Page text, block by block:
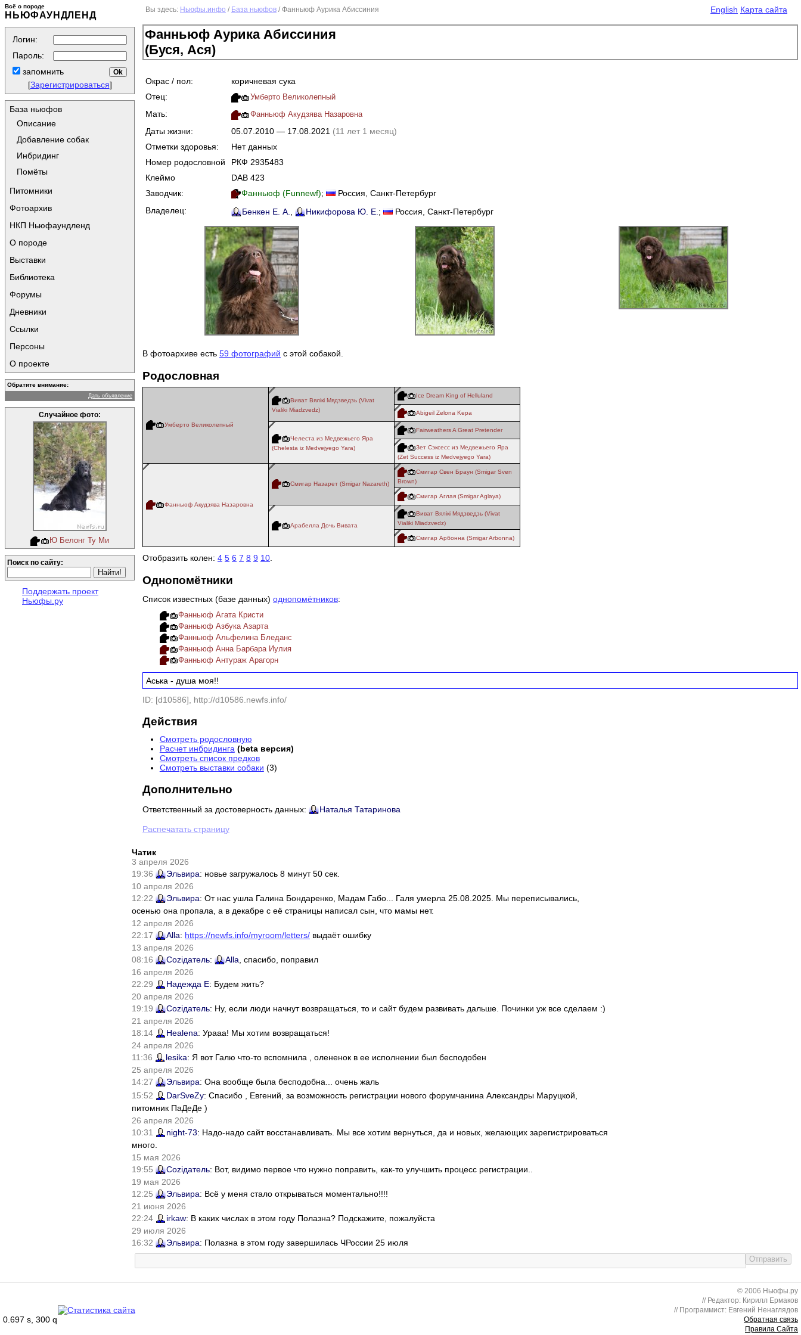
Всё о породе
НЬЮФАУНДЛЕНД
Логин:
Пароль:
запомнить
[Зарегистрироваться]
База ньюфов
Описание
Добавление собак
Инбридинг
Помёты
Питомники
Фотоархив
НКП Ньюфаундленд
О породе
Выставки
Библиотека
Форумы
Дневники
Ссылки
Персоны
О проекте
Обратите внимание:
Дать объявление
Случайное фото:
Ю Белонг Ту Ми
Поиск по сайту:
Поддержать проект
Ньюфы.ру
English Карта сайта
Вы здесь: Ньюфы.инфо / База ньюфов / Фанньюф Аурика Абиссиния
Фанньюф Аурика Абиссиния
(Буся, Ася)
Окрас / пол:
коричневая сука
Отец:
Умберто Великолепный
Мать: Фанньюф Акудзява Назаровна
Даты жизни: 05.07.2010 — 17.08.2021 (11 лет 1 месяц)
Отметки здоровья:
Нет данных
Номер родословной
РКФ 2935483
Клеймо
DAB 423
Заводчик:
Фанньюф (Funnewf); Россия, Санкт-Петербург
Владелец:
Бенкен Е. А. Никифорова Ю. Е. ; Россия , Санкт-Петербург
В фотоархиве есть 59 фотографий с этой собакой.
Родословная
Умберто Великолепный
Виват Вялiкi Мядзведзь (Vivat
Vialiki Miadzvedz)
Ice Dream King of Helluland
Abigeil Zelona Kepa
Челеста из Медвежьего Яра
(Chelesta iz Medvejyego Yara)
Fairweathers A Great Pretender
Зет Сэксесс из Медвежьего Яра
(Zet Success iz Medvejyego Yara)
Фанньюф Акудзява Назаровна
Смигар Назарет (Smigar Nazareth)
Смигар Свен Браун (Smigar Sven
Brown)
Смигар Аглая (Smigar Aglaya)
Арабелла Дочь Вивата
Виват Вялiкi Мядзведзь (Vivat
Vialiki Miadzvedz)
Смигар Арбонна (Smigar Arbonna)
Отобразить колен: 4 5 6 7 8 9 10.
Однопомётники
Список известных (базе данных) однопомётников:
Фанньюф Агата Кристи
Фанньюф Азбука Азарта
Фанньюф Альфелина Бледанс
Фанньюф Анна Барбара Иулия
Фанньюф Антураж Арагорн
Аська - душа моя!!
ID: [d10586], http://d10586.newfs.info/
Действия
Смотреть родословную
Расчет инбридинга (beta версия)
Смотреть список предков
Смотреть выставки собаки (3)
Дополнительно
Ответственный за достоверность данных: Наталья Татаринова
Распечатать страницу
Чатик
3 апреля 2026
19:36
Эльвира: новье загружалось 8 минут 50 сек.
10 апреля 2026
12:22
Эльвира: От нас ушла Галина Бондаренко, Мадам Габо... Галя умерла 25.08.2025. Мы переписывались,
осенью она пропала, а в декабре с её страницы написал сын, что мамы нет.
12 апреля 2026
22:17
Alla: https://newfs.info/myroom/letters/ выдаёт ошибку
13 апреля 2026
08:16
Соziдатель: Alla , спасибо, поправил
16 апреля 2026
22:29
Надежда Е: Будем жить?
20 апреля 2026
19:19
Соziдатель: Ну, если люди начнут возвращаться, то и сайт будем развивать дальше. Починки уж все сделаем :)
21 апреля 2026
18:14
Healena: Урааа! Мы хотим возвращаться!
24 апреля 2026
11:36
lesika: Я вот Галю что-то вспомнила , олененок в ее исполнении был бесподобен
25 апреля 2026
14:27
Эльвира: Она вообще была бесподобна... очень жаль
15:52
DarSveZy: Спасибо , Евгений, за возможность регистрации нового форумчанина Александры Маруцкой,
питомник ПаДеДе )
26 апреля 2026
10:31
night-73: Надо-надо сайт восстанавливать. Мы все хотим вернуться, да и новых, желающих зарегистрироваться
много.
15 мая 2026
19:55
Соziдатель: Вот, видимо первое что нужно поправить, как-то улучшить процесс регистрации..
19 мая 2026
12:25
Эльвира: Всё у меня стало открываться моментально!!!!
21 июня 2026
22:24
irkaw: В каких числах в этом году Полазна? Подскажите, пожалуйста
29 июля 2026
16:32
Эльвира: Полазна в этом году завершилась ЧРоссии 25 июля
0.697 s, 300 q
© 2006 Ньюфы.ру
// Редактор: Кирилл Ермаков
// Программист: Евгений Ненаглядов
Обратная связь
Правила Сайта